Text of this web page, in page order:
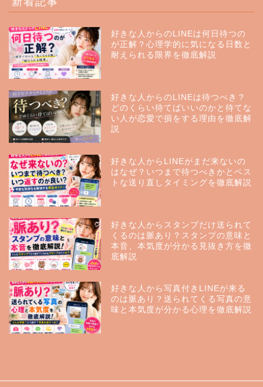
好きな人からのLINEは何日待つの
が正解？心理学的に気になる日数と
耐えられる限界を徹底解説
好きな人からのLINEは待つべき？
どのくらい待てばいいのかと待てな
い人が恋愛で損をする理由を徹底解
説
好きな人からLINEがまだ来ないの
はなぜ？いつまで待つべきかとベス
トな送り直しタイミングを徹底解説
好きな人からスタンプだけ送られて
くるのは脈あり？スタンプの意味と
本音、本気度が分かる見抜き方を徹
底解説
好きな人から写真付きLINEが来る
のは脈あり？送られてくる写真の意
味と本気度が分かる心理を徹底解説